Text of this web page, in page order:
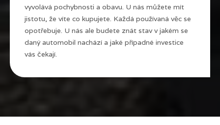
vyvolává pochybnosti a obavu. U nás můžete mít
jistotu, že víte co kupujete. Každá používaná věc se
opotřebuje. U nás ale budete znát stav v jakém se
daný automobil nachází a jaké případné investice
vás čekají.